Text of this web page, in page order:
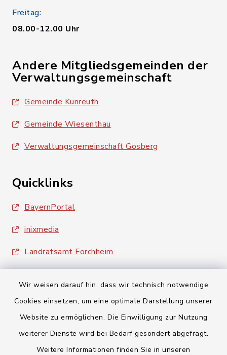
Wir weisen darauf hin, dass wir technisch notwendige
Cookies einsetzen, um eine optimale Darstellung unserer
Website zu ermöglichen. Die Einwilligung zur Nutzung
weiterer Dienste wird bei Bedarf gesondert abgefragt.
Weitere Informationen finden Sie in unseren
Freitag:
08.00-12.00 Uhr
Andere Mitgliedsgemeinden der
Verwaltungsgemeinschaft
Gemeinde Kunreuth
Gemeinde Wiesenthau
Verwaltungsgemeinschaft Gosberg
Quicklinks
BayernPortal
inixmedia
Landratsamt Forchheim